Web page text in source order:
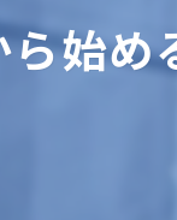
始